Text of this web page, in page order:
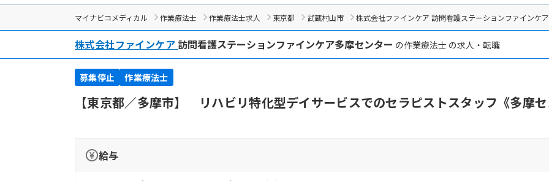
マイナビコメディカル 作業療法士 作業療法士求人 東京都 武蔵村山市 株式会社ファインケア 訪問看護ステーションファインケ
株式会社ファインケア 訪問看護ステーションファインケア多摩センター の作業療法士 の求人・転職
募集停止 作業療法士
【東京都／多摩市】 リハビリ特化型デイサービスでのセラピストスタッフ《多摩
給与